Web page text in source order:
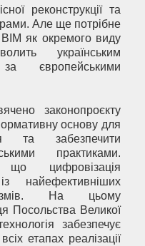
реконструкції та
Але ще потрібне
як окремого виду
українським
європейськими
законопроєкту
основу для
та забезпечити
практиками.
що цифровізація
найефективніших
На цьому
Посольства Великої
забезпечує
етапах реалізації